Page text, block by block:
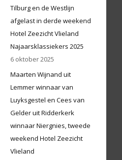
Tilburg en de Westlijn
afgelast in derde weekend
Hotel Zeezicht Vlieland
Najaarsklassiekers 2025
6 oktober 2025
Maarten Wijnand uit
Lemmer winnaar van
Luyksgestel en Cees van
Gelder uit Ridderkerk
winnaar Niergnies, tweede
weekend Hotel Zeezicht
Vlieland